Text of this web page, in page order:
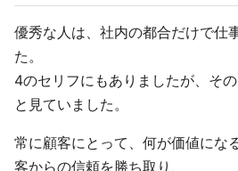
優秀な人は、社内の都合だけで仕
た。
4のセリフにもありましたが、そ
と見ていました。
常に顧客にとって、何が価値にな
客からの信頼を勝ち取り、